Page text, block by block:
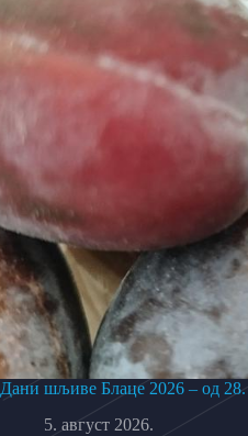
Дани шљиве Блаце 2026 – од 28.
5. август 2026.